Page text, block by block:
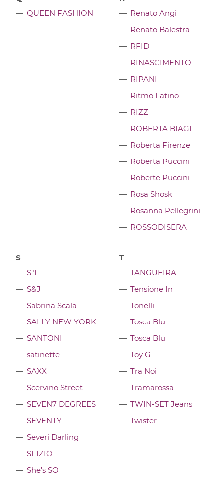
QUEEN FASHION
Renato Angi
Renato Balestra
RFID
RINASCIMENTO
RIPANI
Ritmo Latino
RIZZ
ROBERTA BIAGI
Roberta Firenze
Roberta Puccini
Roberte Puccini
Rosa Shosk
Rosanna Pellegrini
ROSSODISERA
S
S"L
S&J
Sabrina Scala
SALLY NEW YORK
SANTONI
satinette
SAXX
Scervino Street
SEVEN7 DEGREES
SEVENTY
Severi Darling
SFIZIO
She's SO
T
TANGUEIRA
Tensione In
Tonelli
Tosca Blu
Tosсa Blu
Toy G
Tra Noi
Tramarossa
TWIN-SET Jeans
Twister